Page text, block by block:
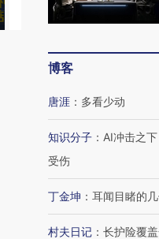
会，让数智科技“链”接产
【特
有意
博客
唐涯 ： 多看少动
知识分子 ： AI冲击之
受伤
丁金坤 ： 耳闻目睹的
村夫日记 ： 长护险覆